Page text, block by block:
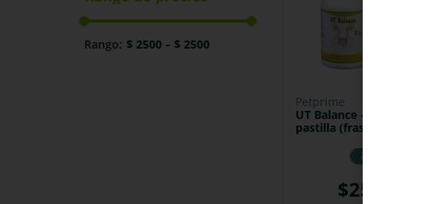
$ 2500 – $ 2500
petprime
UT Balance – Venta por
pastilla (frasco no
x 1
$2500